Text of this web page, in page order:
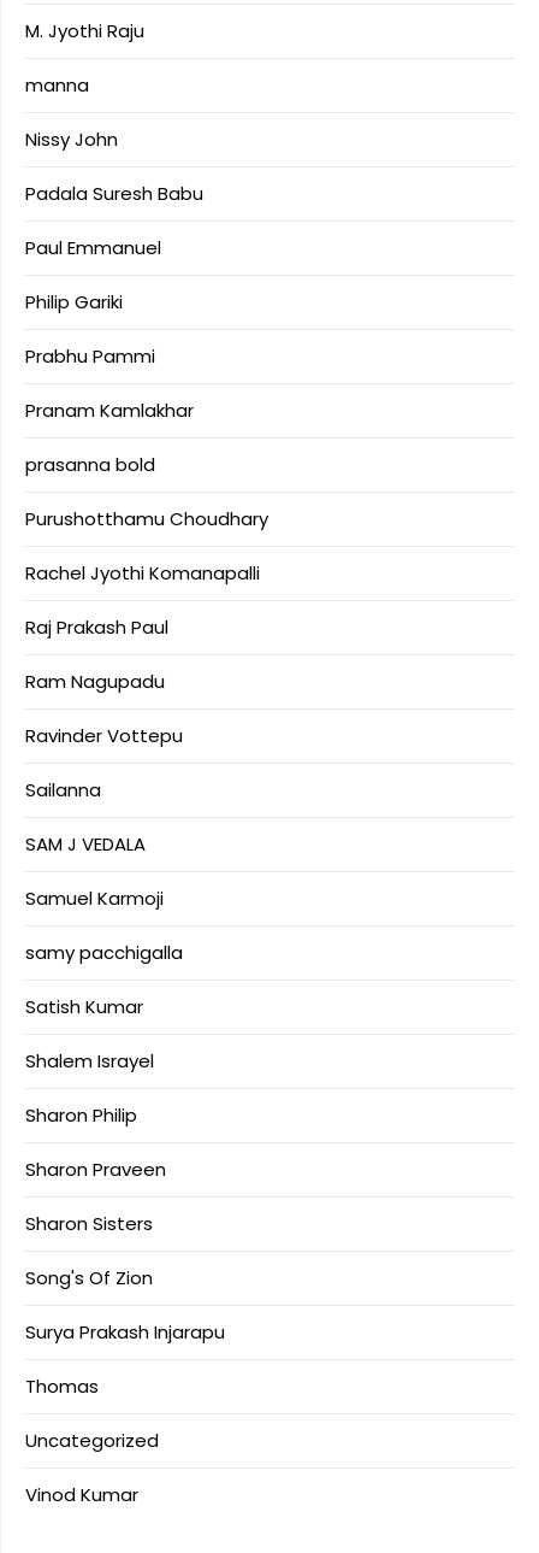
M. Jyothi Raju
manna
Nissy John
Padala Suresh Babu
Paul Emmanuel
Philip Gariki
Prabhu Pammi
Pranam Kamlakhar
prasanna bold
Purushotthamu Choudhary
Rachel Jyothi Komanapalli
Raj Prakash Paul
Ram Nagupadu
Ravinder Vottepu
Sailanna
SAM J VEDALA
Samuel Karmoji
samy pacchigalla
Satish Kumar
Shalem Israyel
Sharon Philip
Sharon Praveen
Sharon Sisters
Song's Of Zion
Surya Prakash Injarapu
Thomas
Uncategorized
Vinod Kumar